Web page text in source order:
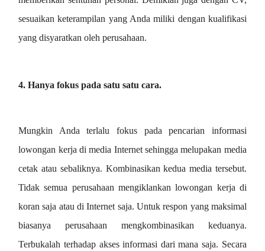
sesuaikan keterampilan yang Anda miliki dengan kualifikasi
yang disyaratkan oleh perusahaan.
4. Hanya fokus pada satu satu cara.
Mungkin Anda terlalu fokus pada pencarian informasi
lowongan kerja di media Internet sehingga melupakan media
cetak atau sebaliknya. Kombinasikan kedua media tersebut.
Tidak semua perusahaan mengiklankan lowongan kerja di
koran saja atau di Internet saja. Untuk respon yang maksimal
biasanya perusahaan mengkombinasikan keduanya.
Terbukalah terhadap akses informasi dari mana saja. Secara